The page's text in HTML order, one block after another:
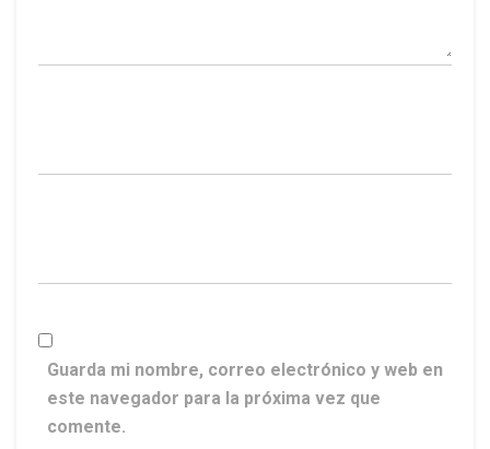
Guarda mi nombre, correo electrónico y web en
este navegador para la próxima vez que
comente.